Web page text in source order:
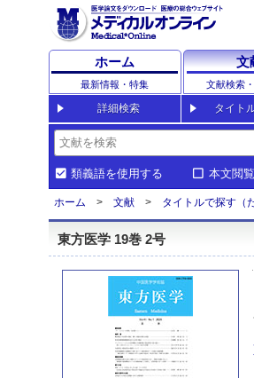
ホーム
最新情報・特集
文
文献検索
詳細検索 タイト
類義語を使用する 本文閲
ホーム 文献 タイトルで探す（
東方医学 19巻 2号